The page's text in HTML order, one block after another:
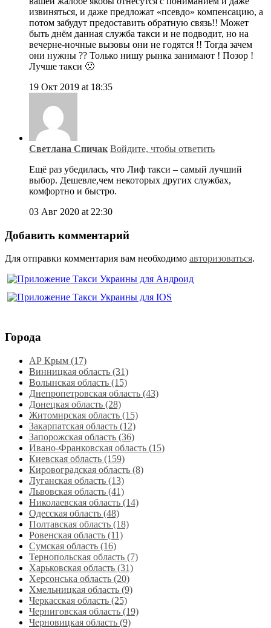
извиняться, и даже предложат «псевдо» компенсацию, а
потом забудут предоставить обратную связь!! Может
быть днём данная служба такси и не подводит, но на
вечерне-ночные вызовы они не годятся !! Тогда зачем
они нужны ?? Только нишу рынка занимают ! Позор !
Лучше такси 🙁
19 Окт 2019 at 18:35
Светлана Спичак Войдите, чтобы ответить
Ещё раз убедилась, что Лиф такси – самый лучший
выбор. Дешевле,чем некоторых других службах,
комфортно и быстро.
03 Авг 2020 at 22:30
Добавить комментарий
Для отправки комментария вам необходимо авторизоваться.
Города
АР Крым (17)
Винницкая область (31)
Волынская область (15)
Днепропетровская область‎ (43)
Донецкая область (28)
Житомирская область (15)
Закарпатская область (12)
Запорожская область (36)
Ивано-Франковская область (15)
Киевская область (159)
Кировоградская область (8)
Луганская область‎ (13)
Львовская область‎ (41)
Николаевская область‎ (14)
Одесская область‎ (48)
Полтавская область (18)
Ровенская область‎ (11)
Сумская область‎ (16)
Тернопольская область‎ (7)
Харьковская область‎ (31)
Херсонська область‎ (20)
Хмельницкая область‎ (9)
Черкасская область‎ (25)
Черниговская область (19)
Черновицкая область (9)